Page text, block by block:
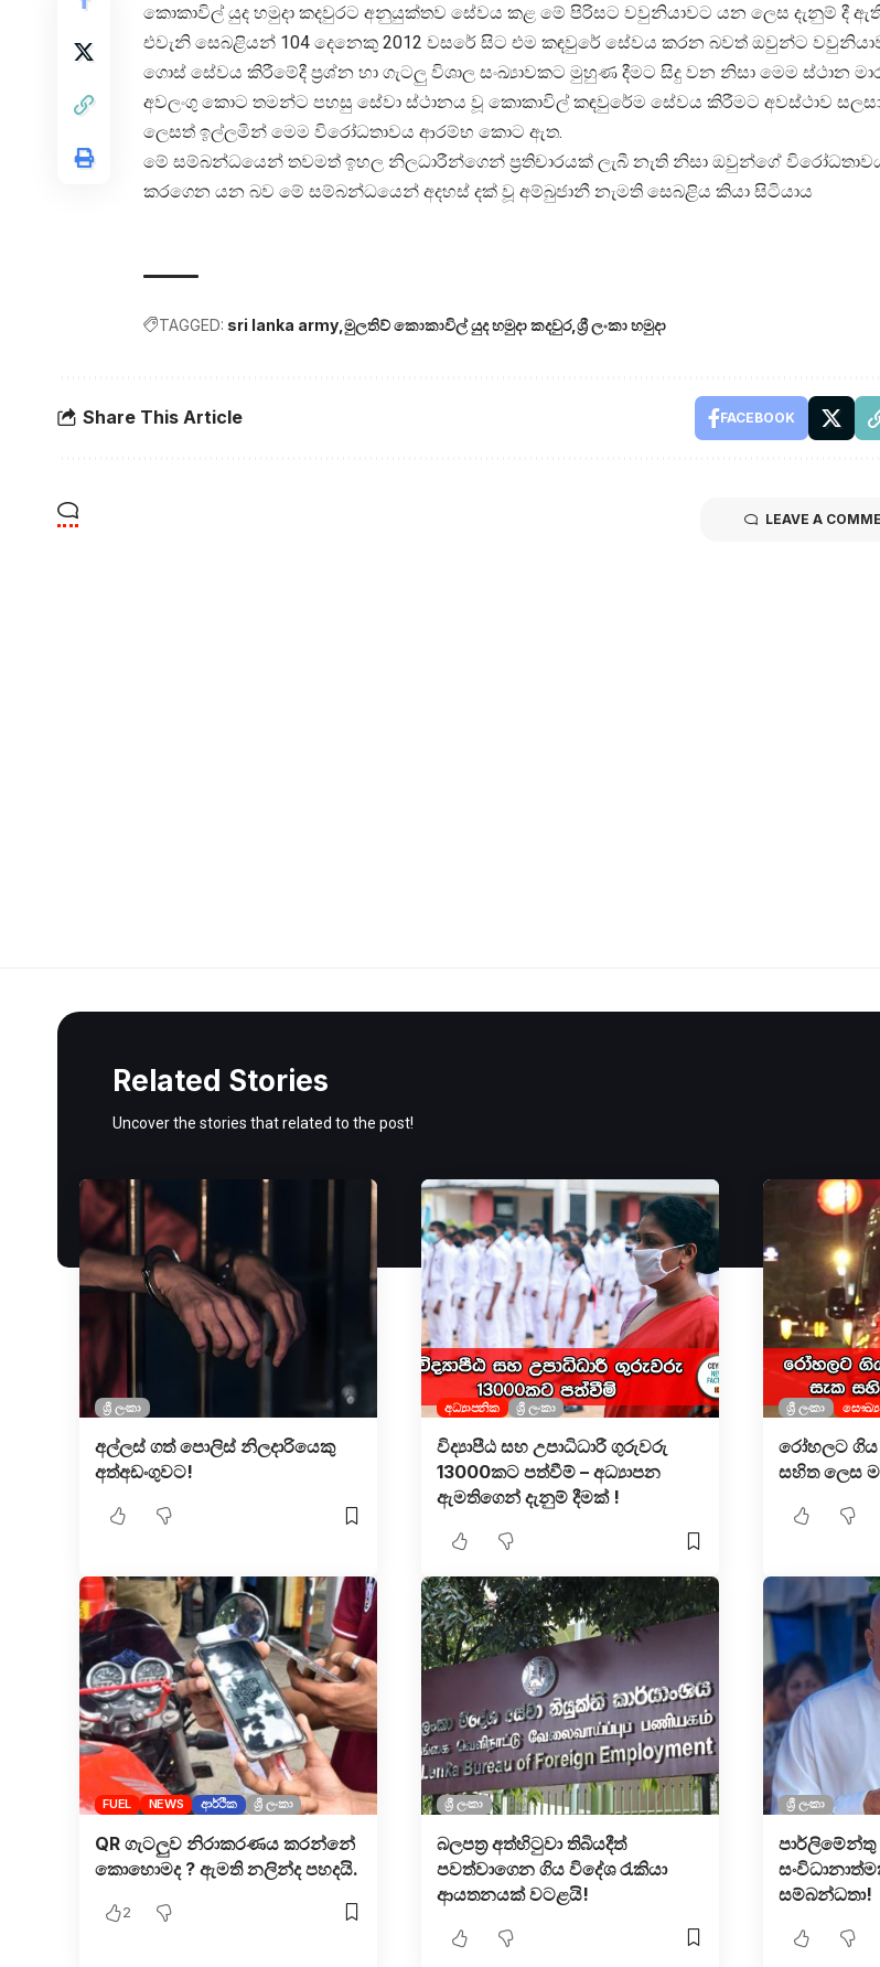
කොකාවිල් යුද හමුදා කදවුරට අනුයුක්තව සේවය කළ මේ පිරිසට වවුනියාවට යන ලෙස දැනුම් දී
එවැනි සෙබළියන් 104 දෙනෙකු 2012 වසරේ සිට එම කඳවුරේ සේවය කරන බවත් ඔවුන්ට
ගොස් සේවය කිරීමේදී ප්‍රශ්න හා ගැටලු විශාල සංඛ්‍යාවකට මුහුණ දීමට සිදු වන නිසා මෙම ස්ථාන
අවලංගු කොට තමන්ට පහසු සේවා ස්ථානය වූ කොකාවිල් කඳවුරේම සේවය කිරීමට අවස්ථාව
ලෙසත් ඉල්ලමින් මෙම විරෝධතාවය ආරම්භ කොට ඇත.
මේ සම්බන්ධයෙන් තවමත් ඉහල නිලධාරීන්ගෙන් ප්‍රතිචාරයක් ලැබී නැති නිසා ඔවුන්ගේ
කරගෙන යන බව මේ සම්බන්ධයෙන් අදහස් දක් වූ අම්බුජානී නැමති සෙබළිය කියා සිටියාය
TAGGED: sri lanka army මුලතිව් කොකාවිල් යුද හමුදා කදවුර ශ්‍රී ලංකා හමුදා
Share This Article FACEBOOK
LEAVE A
Related Stories
Uncover the stories that related to the post!
ශ්‍රී ලංකා
අල්ලස් ගත් පොලිස් නිලදාරියෙකු
අත්අඩංගුවට!
අධ්‍යාපනික ශ්‍රී ලංකා
විද්‍යාපීඨ සහ උපාධිධාරී ගුරුවරු
13000කට පත්වීම් – අධ්‍යාපන
ඇමතිගෙන් දැනුම් දීමක් !
ශ්‍රී ලංකා සෞඛ්‍ය
රෝහලට ගිය
සහිත ලෙස
FUEL NEWS ආර්ථික ශ්‍රී ලංකා
QR ගැටලුව නිරාකරණය කරන්නේ
කොහොමද ? ඇමති නලින්ද පහදයි.
2
ශ්‍රී ලංකා
බලපත්‍ර අත්හිටුවා තිබියදීත්
පවත්වාගෙන ගිය විදේශ රැකියා
ආයතනයක් වටළයි!
ශ්‍රී ලංකා
පාර්ලිමේන්තු
සම්බන්ධතා!